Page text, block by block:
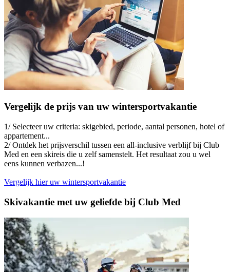
Vergelijk de prijs van uw wintersportvakantie
1/ Selecteer uw criteria: skigebied, periode, aantal personen, hotel of
appartement...
2/ Ontdek het prijsverschil tussen een all-inclusive verblijf bij Club
Med en een skireis die u zelf samenstelt. Het resultaat zou u wel
eens kunnen verbazen...!
Vergelijk hier uw wintersportvakantie
Skivakantie met uw geliefde bij Club Med